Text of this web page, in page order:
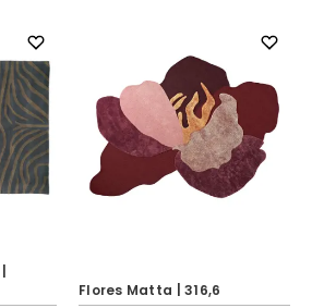
Flores Matta | 316,6